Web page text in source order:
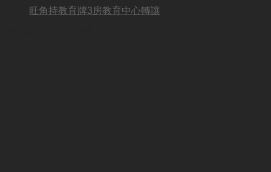
旺角持教育牌3房教育中心轉讓